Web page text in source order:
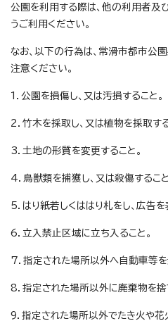
公園を利用する際は、他の利用者及
うご利用ください。
なお、以下の行為は、常滑市都市公
注意ください。
1．公園を損傷し、又は汚損すること。
2．竹木を採取し、又は植物を採取する
3．土地の形質を変更すること。
4．鳥獣類を捕獲し、又は殺傷すること
5．はり紙若しくははり札をし、広告を
6．立入禁止区域に立ち入ること。
7．指定された場所以外へ自動車等を
8．指定された場所以外に廃棄物を捨
9．指定された場所以外でたき火や花